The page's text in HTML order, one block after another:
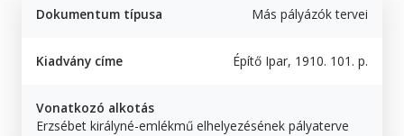
Dokumentum típusa Más pályázók tervei
Kiadvány címe Építő Ipar, 1910. 101. p.
Vonatkozó alkotás
Erzsébet királyné-emlékmű elhelyezésének pályaterve